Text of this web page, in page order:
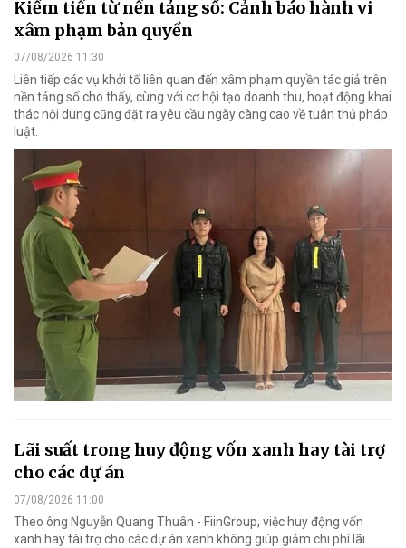
Kiếm tiền từ nền tảng số: Cảnh báo hành vi
xâm phạm bản quyền
07/08/2026 11:30
Liên tiếp các vụ khởi tố liên quan đến xâm phạm quyền tác giả trên
nền tảng số cho thấy, cùng với cơ hội tạo doanh thu, hoạt động khai
thác nội dung cũng đặt ra yêu cầu ngày càng cao về tuân thủ pháp
luật.
Lãi suất trong huy động vốn xanh hay tài trợ
cho các dự án
07/08/2026 11:00
Theo ông Nguyễn Quang Thuân - FiinGroup, việc huy động vốn
xanh hay tài trợ cho các dự án xanh không giúp giảm chi phí lãi